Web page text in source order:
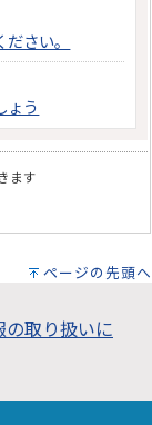
さい。
ょう
ます
ページの先頭へ
の取り扱いに